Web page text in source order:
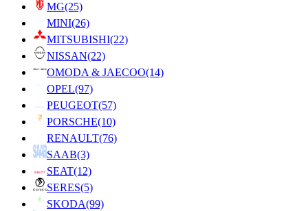
MG(25)
MINI(26)
MITSUBISHI(22)
NISSAN(22)
OMODA & JAECOO(14)
OPEL(97)
PEUGEOT(57)
PORSCHE(10)
RENAULT(76)
SAAB(3)
SEAT(12)
SERES(5)
SKODA(99)